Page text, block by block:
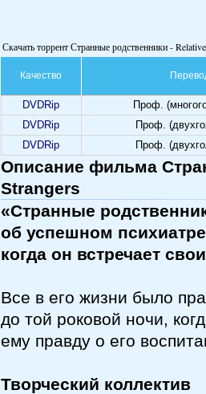
Скачать торрент Странные родственники -
Качество
DVDRip
Проф.
DVDRip
Проф.
DVDRip
Проф.
Описание фильма
Strangers
«Странные
об успешном
когда он встречает
Все в его жизни было
до той роковой ночи,
ему правду о его
Творческий коллектив